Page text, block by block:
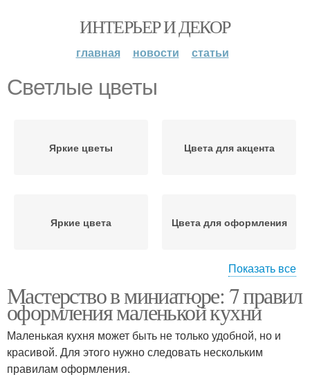
ИНТЕРЬЕР И ДЕКОР
главная новости статьи
Светлые цветы
Яркие цветы Цвета для акцента
Яркие цвета Цвета для оформления
Цвета в оформлении
Показать все
Мастерство в миниатюре: 7 правил
оформления маленькой кухни
Маленькая кухня может быть не только удобной, но и
красивой. Для этого нужно следовать нескольким
правилам оформления.